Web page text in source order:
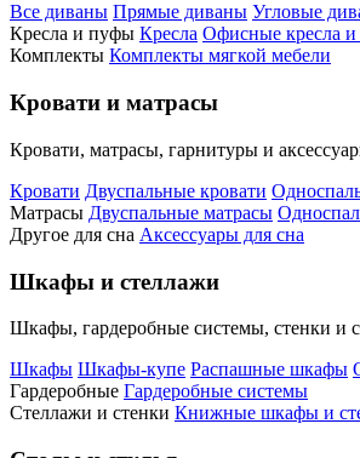
Все диваны Прямые диваны Угловые
Кресла и пуфы Кресла Офисные кресла и
Комплекты Комплекты мягкой мебели
Кровати и матрасы
Кровати, матрасы, гарнитуры и
Кровати Двуспальные кровати
Матрасы Двуспальные матрасы
Другое для сна Аксессуары для сна
Шкафы и стеллажи
Шкафы, гардеробные системы, стенки и
Шкафы Шкафы-купе Распашные шкафы
Гардеробные Гардеробные системы
Стеллажи и стенки Книжные шкафы и